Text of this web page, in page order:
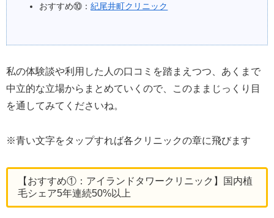
おすすめ⑩：紀尾井町クリニック
私の体験談や利用した人の口コミを踏まえつつ、あくまで
中立的な立場からまとめていくので、このままじっくり目
を通してみてくださいね。
※青い文字をタップすれば各クリニックの章に飛びます
【おすすめ①：アイランドタワークリニック】国内植
毛シェア5年連続50%以上